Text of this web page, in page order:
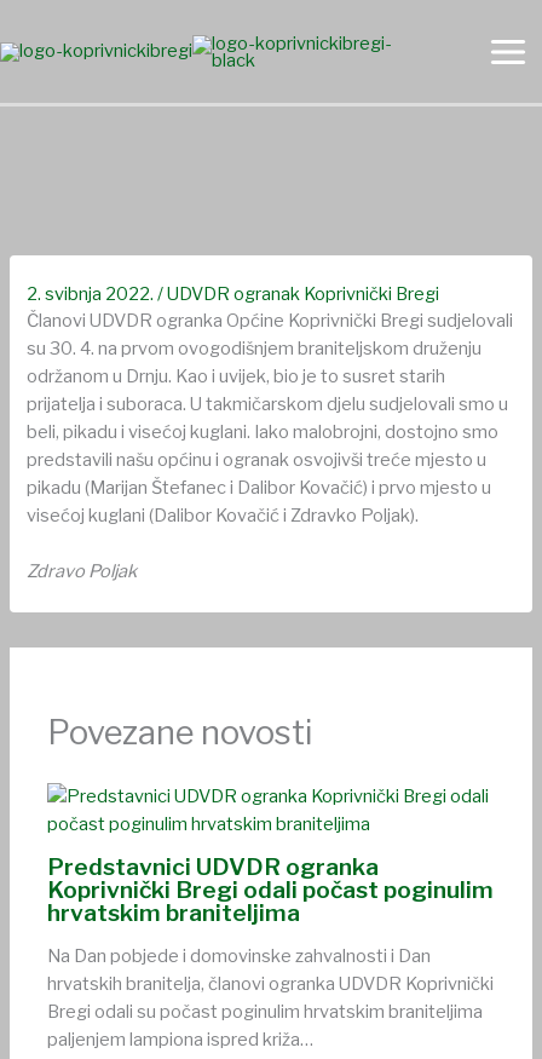
to
content
2. svibnja 2022./UDVDR ogranak Koprivnički Bregi
Članovi UDVDR ogranka Općine Koprivnički Bregi sudjelovali
su 30. 4. na prvom ovogodišnjem braniteljskom druženju
održanom u Drnju. Kao i uvijek, bio je to susret starih
prijatelja i suboraca. U takmičarskom djelu sudjelovali smo u
beli, pikadu i visećoj kuglani. Iako malobrojni, dostojno smo
predstavili našu općinu i ogranak osvojivši treće mjesto u
pikadu (Marijan Štefanec i Dalibor Kovačić) i prvo mjesto u
visećoj kuglani (Dalibor Kovačić i Zdravko Poljak).
Zdravo Poljak
Povezane novosti
Predstavnici UDVDR ogranka
Koprivnički Bregi odali počast poginulim
hrvatskim braniteljima
Na Dan pobjede i domovinske zahvalnosti i Dan
hrvatskih branitelja, članovi ogranka UDVDR Koprivnički
Bregi odali su počast poginulim hrvatskim braniteljima
paljenjem lampiona ispred križa…